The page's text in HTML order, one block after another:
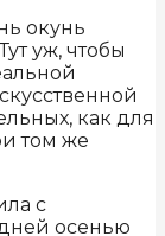
окунь
уж, чтобы
как для
том же
с
осенью